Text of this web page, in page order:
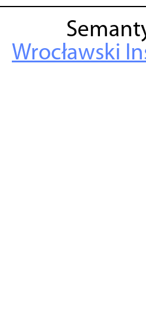
Wrocławski